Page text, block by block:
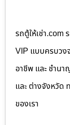
รถตู้ให้เช่า.com
VIP แบบครบวง
อาชีพ และ ชำน
และ ต่างจังหวัด
ของเรา